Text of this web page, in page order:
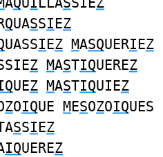
QUASSIEZ
UASSIEZ MASQUERIEZ
Z MASTIQUEREZ
UEZ MASTIQUIEZ
ZOIQUE MESOZOIQUES
SSIEZ
IQUEREZ